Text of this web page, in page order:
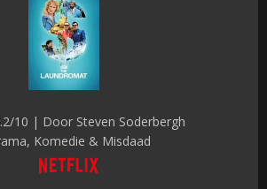
10 | Door Steven Soderbergh
Komedie & Misdaad